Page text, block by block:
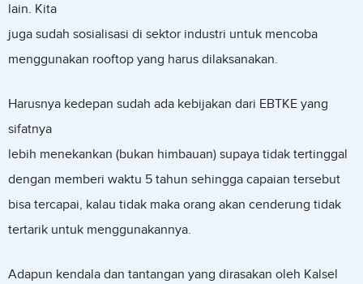
lain. Kita
juga sudah sosialisasi di sektor industri untuk mencoba
menggunakan rooftop yang harus dilaksanakan.
Harusnya kedepan sudah ada kebijakan dari EBTKE yang
sifatnya
lebih menekankan (bukan himbauan) supaya tidak tertinggal
dengan memberi waktu 5 tahun sehingga capaian tersebut
bisa tercapai, kalau tidak maka orang akan cenderung tidak
tertarik untuk menggunakannya.
Adapun kendala dan tantangan yang dirasakan oleh Kalsel